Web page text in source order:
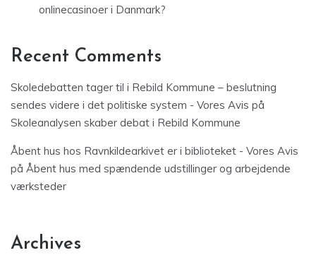
onlinecasinoer i Danmark?
Recent Comments
Skoledebatten tager til i Rebild Kommune – beslutning
sendes videre i det politiske system - Vores Avis på
Skoleanalysen skaber debat i Rebild Kommune
Åbent hus hos Ravnkildearkivet er i biblioteket - Vores Avis
på Åbent hus med spændende udstillinger og arbejdende
værksteder
Archives